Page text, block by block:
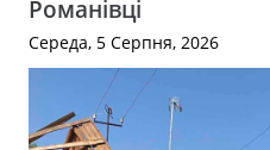
Романівці
Середа, 5 Серпня, 2026